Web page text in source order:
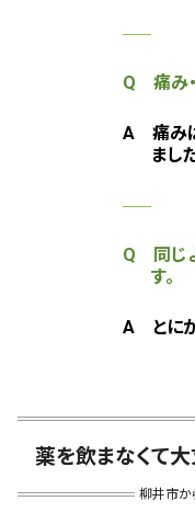
Q 痛み
A 痛みは
まし
Q 同じ
す。
A とにか
薬を飲まなくて
柳井市か